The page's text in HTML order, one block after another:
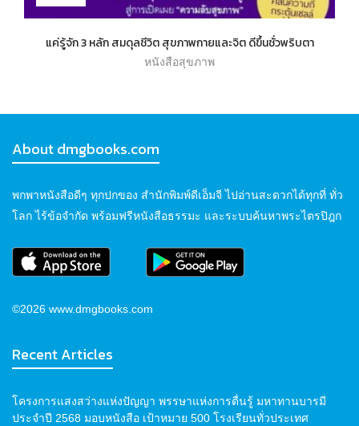
แค่รู้จัก 3 หลัก สมดุลชีวิต สุขภาพกายและจิต ดีขึ้นชั่วพริบตา
หนังสือสุขภาพ
About dmgbooks.com
พกพาหนังสือดีๆ ทุกปกของ สำนักพิมพ์ดีเอ็มจี ไปอ่านสะดวกได้ทุกที่ ทั่ว
โลก ไร้ข้อจำกัด พร้อมฟรีหนังสือธรรมะ และระบบค้นหาพระไตรปิฎก
©2026 www.dmgbooks.com
Recent Articles
โครงการแสงสว่างแห่งปัญญา พรรษาแห่งการตื่นรู้ มหาทานบารมี
ประจำปี 2568 มอบหนังสือ เป้าหมาย 500 โรงเรียนทั่วประเทศ